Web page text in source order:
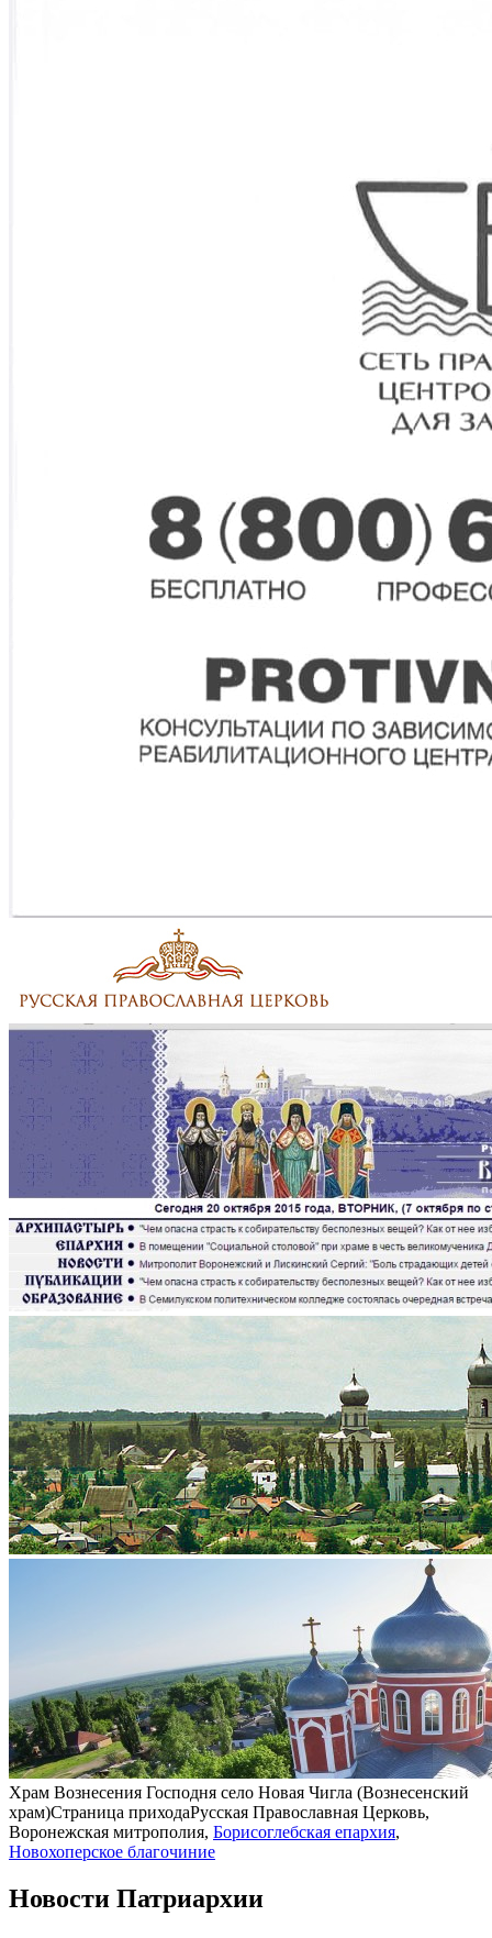
Храм Вознесения Господня село Новая Чигла (Вознесенский
храм)Страница приходаРусская Православная Церковь,
Воронежская митрополия, Борисоглебская епархия,
Новохоперское благочиние
Новости Патриархии